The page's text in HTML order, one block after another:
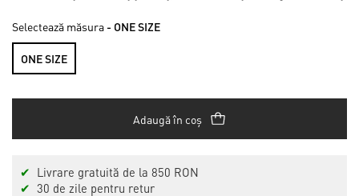
Selectează măsura - ONE SIZE
ONE SIZE
Adaugă în coș
✔
Livrare gratuită de la 850 RON
✔ 30 de zile pentru retur